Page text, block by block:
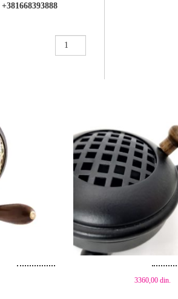
+381668393888
Dodaj u korpu
3360,00 din.